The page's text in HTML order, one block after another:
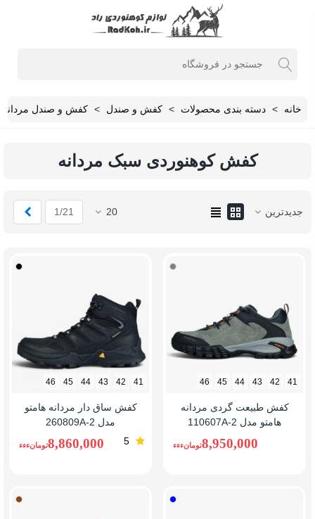
خانه > دسته بندی محصولات > کفش و صندل > کفش و صندل مردانه
کفش کوهنوردی سبک مردانه
جدیدترین 20
1/21
خاکستری
41
42
43
44
45
46
کفش طبیعت گردی مردانه
هامتو مدل 110607A-2
8,950,000تومانءءء
41
42
43
44
45
46
کفش ساق دار مردانه هامتو
مدل 260809A-2
5
8,860,000تومانءءء
خاکستری
خاکی